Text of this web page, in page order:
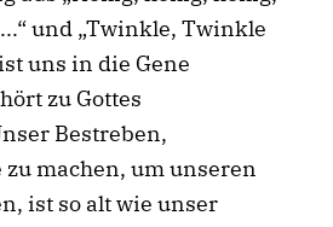
und „Twinkle, Twinkle
uns in die Gene
zu Gottes
Bestreben,
machen, um unseren
ist so alt wie unser